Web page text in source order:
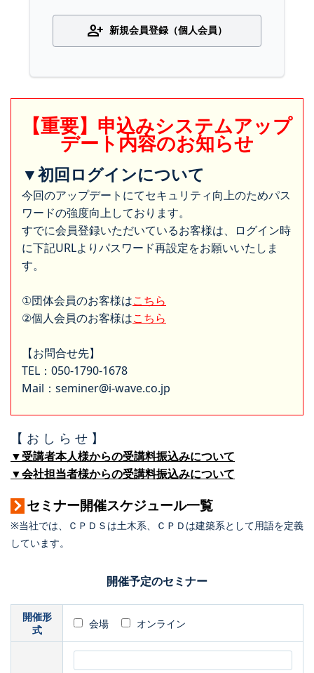
person_add 新規会員登録（個人会員）
【重要】申込みシステムアップ
デート内容のお知らせ
▼初回ログインについて
今回のアップデートにてセキュリティ向上のためパス
ワードの強度向上しております。
すでに会員登録いただいているお客様は、ログイン時
に下記URLよりパスワード再設定をお願いいたしま
す。
①団体会員のお客様はこちら
②個人会員のお客様はこちら
【お問合せ先】
TEL：050-1790-1678
Mail：seminer@i-wave.co.jp
【 お し ら せ 】
▼受講者本人様からの受講料振込みについて
▼会社担当者様からの受講料振込みについて
セミナー開催スケジュール一覧
※当社では、ＣＰＤＳは土木系、ＣＰＤは建築系として用語を定義
しています。
開催予定のセミナー
開催形
式
会場 オンライン